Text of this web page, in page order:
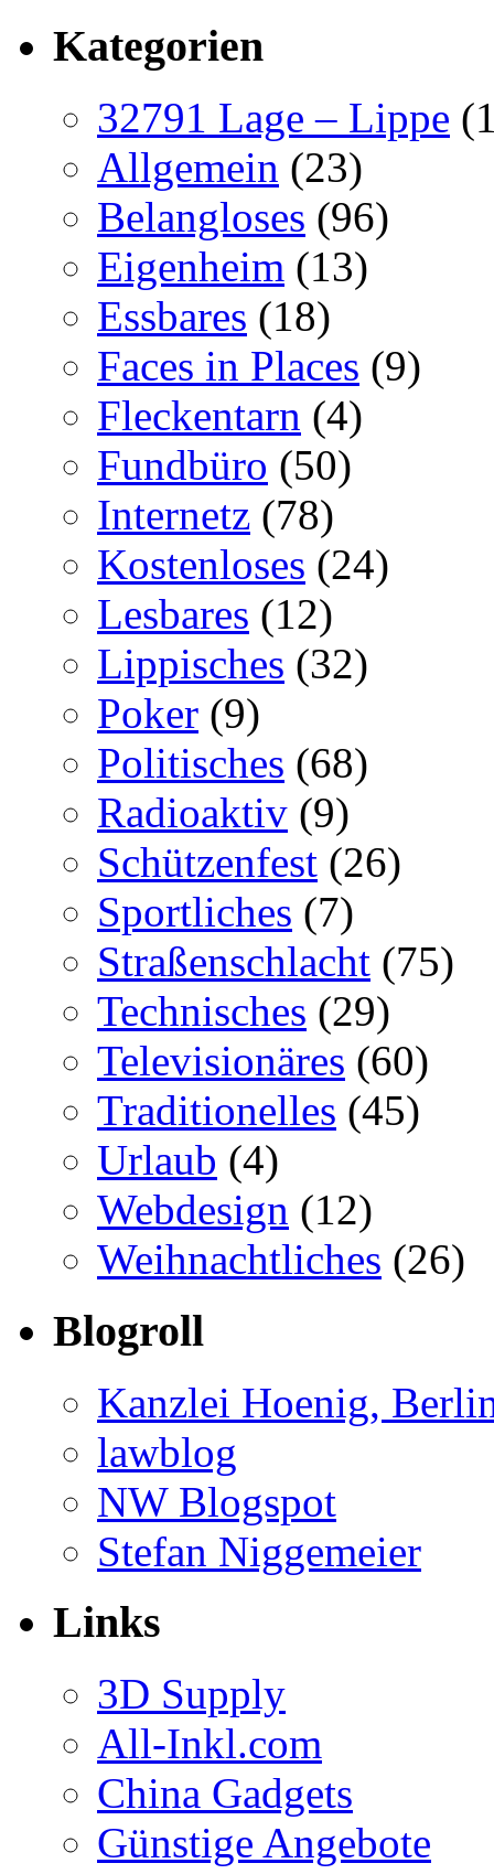
Kategorien
32791 Lage – Lippe
Allgemein (23)
Belangloses (96)
Eigenheim (13)
Essbares (18)
Faces in Places (9)
Fleckentarn (4)
Fundbüro (50)
Internetz (78)
Kostenloses (24)
Lesbares (12)
Lippisches (32)
Poker (9)
Politisches (68)
Radioaktiv (9)
Schützenfest (26)
Sportliches (7)
Straßenschlacht (75)
Technisches (29)
Televisionäres (60)
Traditionelles (45)
Urlaub (4)
Webdesign (12)
Weihnachtliches (26)
Blogroll
Kanzlei Hoenig,
lawblog
NW Blogspot
Stefan Niggemeier
Links
3D Supply
All-Inkl.com
China Gadgets
Günstige Angebote